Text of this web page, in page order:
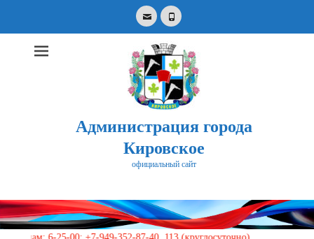
EmailPhone
Администрация города
Кировское
официальный сайт
for: